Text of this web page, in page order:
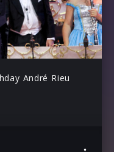
André Rieu